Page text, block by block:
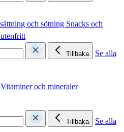
och sötning Snacks och
Tillbaka
Se alla
Vitaminer och mineraler
Tillbaka
Se alla